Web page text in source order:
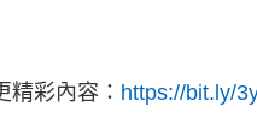
精彩內容： https://bit.ly/